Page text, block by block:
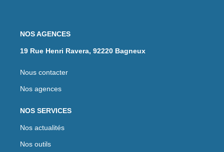
NOS AGENCES
19 Rue Henri Ravera, 92220 Bagneux
Nous contacter
Nos agences
NOS SERVICES
Nos actualités
Nos outils